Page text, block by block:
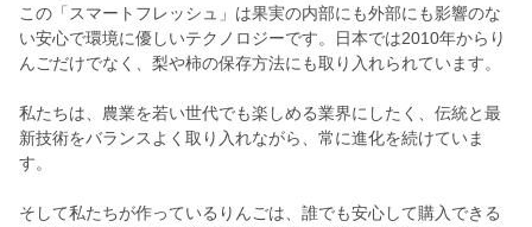
この「スマートフレッシュ」は果実の内部にも外部にも影響のな
い安心で環境に優しいテクノロジーです。日本では2010年からり
んごだけでなく、梨や柿の保存方法にも取り入れられています。
私たちは、農業を若い世代でも楽しめる業界にしたく、伝統と最
新技術をバランスよく取り入れながら、常に進化を続けていま
す。
そして私たちが作っているりんごは、誰でも安心して購入できる